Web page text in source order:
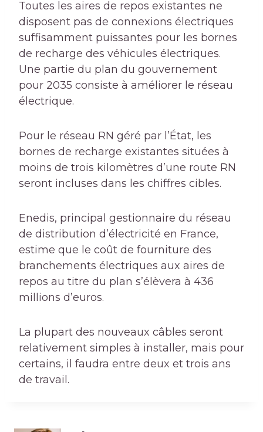
Toutes les aires de repos existantes ne
disposent pas de connexions électriques
suffisamment puissantes pour les bornes
de recharge des véhicules électriques.
Une partie du plan du gouvernement
pour 2035 consiste à améliorer le réseau
électrique.
Pour le réseau RN géré par l’État, les
bornes de recharge existantes situées à
moins de trois kilomètres d’une route RN
seront incluses dans les chiffres cibles.
Enedis, principal gestionnaire du réseau
de distribution d’électricité en France,
estime que le coût de fourniture des
branchements électriques aux aires de
repos au titre du plan s’élèvera à 436
millions d’euros.
La plupart des nouveaux câbles seront
relativement simples à installer, mais pour
certains, il faudra entre deux et trois ans
de travail.